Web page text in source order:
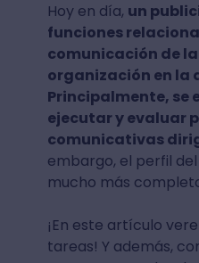
Hoy en día, un
funciones
comunicación de
organización en la
Principalmente, se
ejecutar y evaluar
comunicativas
embargo, el perfil
mucho más
¡En este artículo
tareas! Y además,